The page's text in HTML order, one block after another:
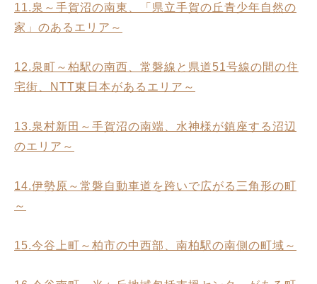
11.泉～手賀沼の南東、「県立手賀の丘青少年自然の
家」のあるエリア～
12.泉町～柏駅の南西、常磐線と県道51号線の間の住
宅街、NTT東日本があるエリア～
13.泉村新田～手賀沼の南端、水神様が鎮座する沼辺
のエリア～
14.伊勢原～常磐自動車道を跨いで広がる三角形の町
～
15.今谷上町～柏市の中西部、南柏駅の南側の町域～